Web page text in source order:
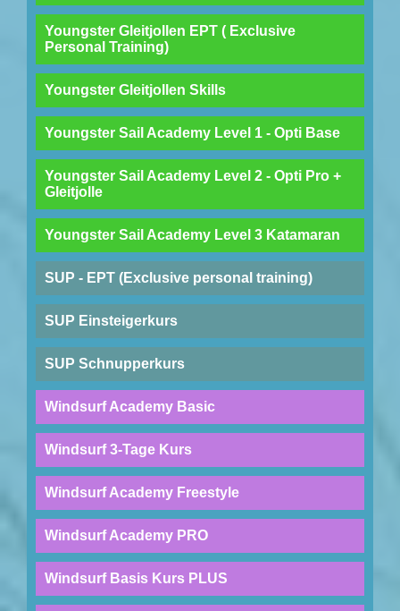
Youngster Gleitjollen EPT ( Exclusive
Personal Training)
Youngster Gleitjollen Skills
Youngster Sail Academy Level 1 - Opti Base
Youngster Sail Academy Level 2 - Opti Pro +
Gleitjolle
Youngster Sail Academy Level 3 Katamaran
SUP - EPT (Exclusive personal training)
SUP Einsteigerkurs
SUP Schnupperkurs
Windsurf Academy Basic
Windsurf 3-Tage Kurs
Windsurf Academy Freestyle
Windsurf Academy PRO
Windsurf Basis Kurs PLUS